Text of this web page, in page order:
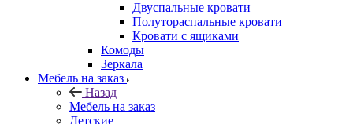
Двуспальные кровати
Полутораспальные кровати
Кровати с ящиками
Комоды
Зеркала
Мебель на заказ
Назад
Мебель на заказ
Детские